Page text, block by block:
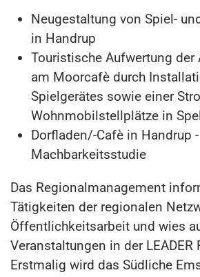
Neugestaltung von Spiel-
in Handrup
Touristische Aufwertung der
am Moorcafè durch
Spielgerätes sowie einer
Wohnmobilstellplätze in
Dorfladen/-Cafè in Handrup -
Machbarkeitsstudie
Das Regionalmanagement
Tätigkeiten der regionalen
Öffentlichkeitsarbeit und wies
Veranstaltungen in der LEADER
Erstmalig wird das Südliche